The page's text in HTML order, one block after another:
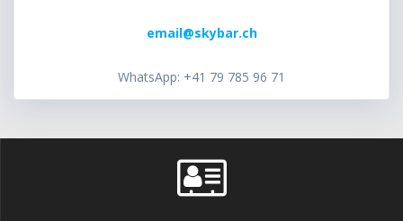
email@skybar.ch
WhatsApp: +41 79 785 96 71